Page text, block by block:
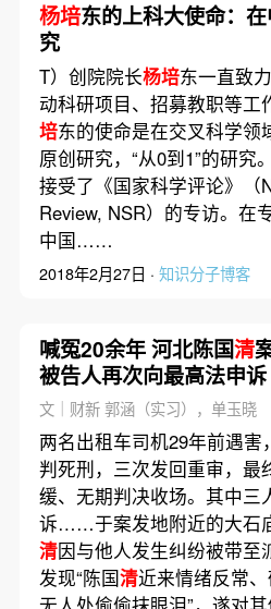
杨培东的上科大使命：
究
T）创院院长杨培东一直致
动科研项目、招募教职等工
培东的使命是在交叉科学领
原创研究，“从0到1”的研究
接受了《国家科学评论》（
Review, NSR）的专访。在
中国……
2018年2月27日 · 知识分子博客
喊冤20余年 河北陈国清
被告人再次向最高法申诉
文｜财新 郭涵（实习），单玉晓
两名出租车司机29年前遇害
判死刑，三次发回重审，最
缓、无期判决收场。其中三
诉……于案发地附近的大石
清因与他人发生纠纷被带至
发现“陈国清近来情绪反常